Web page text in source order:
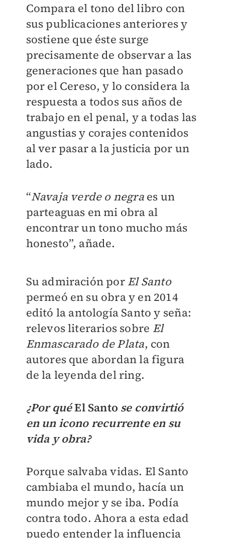
Compara el tono del libro con
sus publicaciones anteriores y
sostiene que éste surge
precisamente de observar a las
generaciones que han pasado
por el Cereso, y lo considera la
respuesta a todos sus años de
trabajo en el penal, y a todas las
angustias y corajes contenidos
al ver pasar a la justicia por un
lado.
“Navaja verde o negraes un
parteaguas en mi obra al
encontrar un tono mucho más
honesto”, añade.
Su admiración por El Santo
permeó en su obra y en 2014
editó la antología Santo y seña:
relevos literarios sobre El
Enmascarado de Plata, con
autores que abordan la figura
de la leyenda del ring.
¿Por quéEl Santo se convirtió
en un icono recurrente en su
vida y obra?
Porque salvaba vidas. El Santo
cambiaba el mundo, hacía un
mundo mejor y se iba. Podía
contra todo. Ahora a esta edad
puedo entender la influencia